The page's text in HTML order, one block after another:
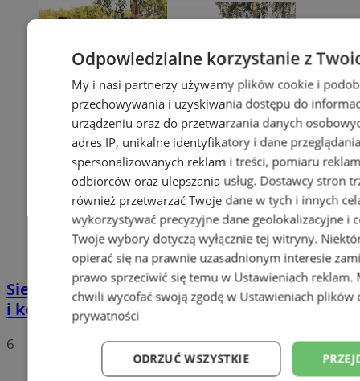
Siemianowice Śląskie: kino na Rzęsie, piraci
i koncerty przez cały weekend
6
Odpowiedzialne korzystanie z
My i nasi partnerzy używamy plików cookie i
przechowywania i uzyskiwania dostępu do
urządzeniu oraz do przetwarzania danych
adres IP, unikalne identyfikatory i dane
spersonalizowanych reklam i treści, pomiaru
odbiorców oraz ulepszania usług. Dostawcy stron
również przetwarzać Twoje dane w tych i innych
wykorzystywać precyzyjne dane geolokalizacyjne i
Twoje wybory dotyczą wyłącznie tej witryny.
opierać się na prawnie uzasadnionym interesie
prawo sprzeciwić się temu w Ustawieniach reklam.
chwili wycofać swoją zgodę w Ustawieniach plików
prywatności
ODRZUĆ WSZYSTKIE